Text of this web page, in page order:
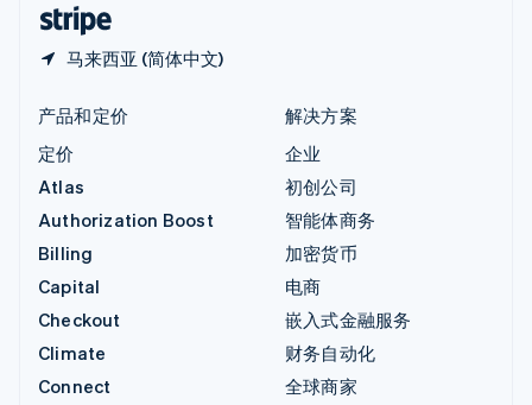
马来西亚 (简体中文)
产品和定价
定价
Atlas
Authorization Boost
Billing
Capital
Checkout
Climate
Connect
解决方案
企业
初创公司
智能体商务
加密货币
电商
嵌入式金融服务
财务自动化
全球商家